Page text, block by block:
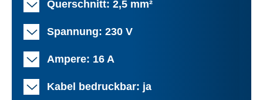
Querschnitt: 2,5 mm²
Spannung: 230 V
Ampere: 16 A
Kabel bedruckbar: ja